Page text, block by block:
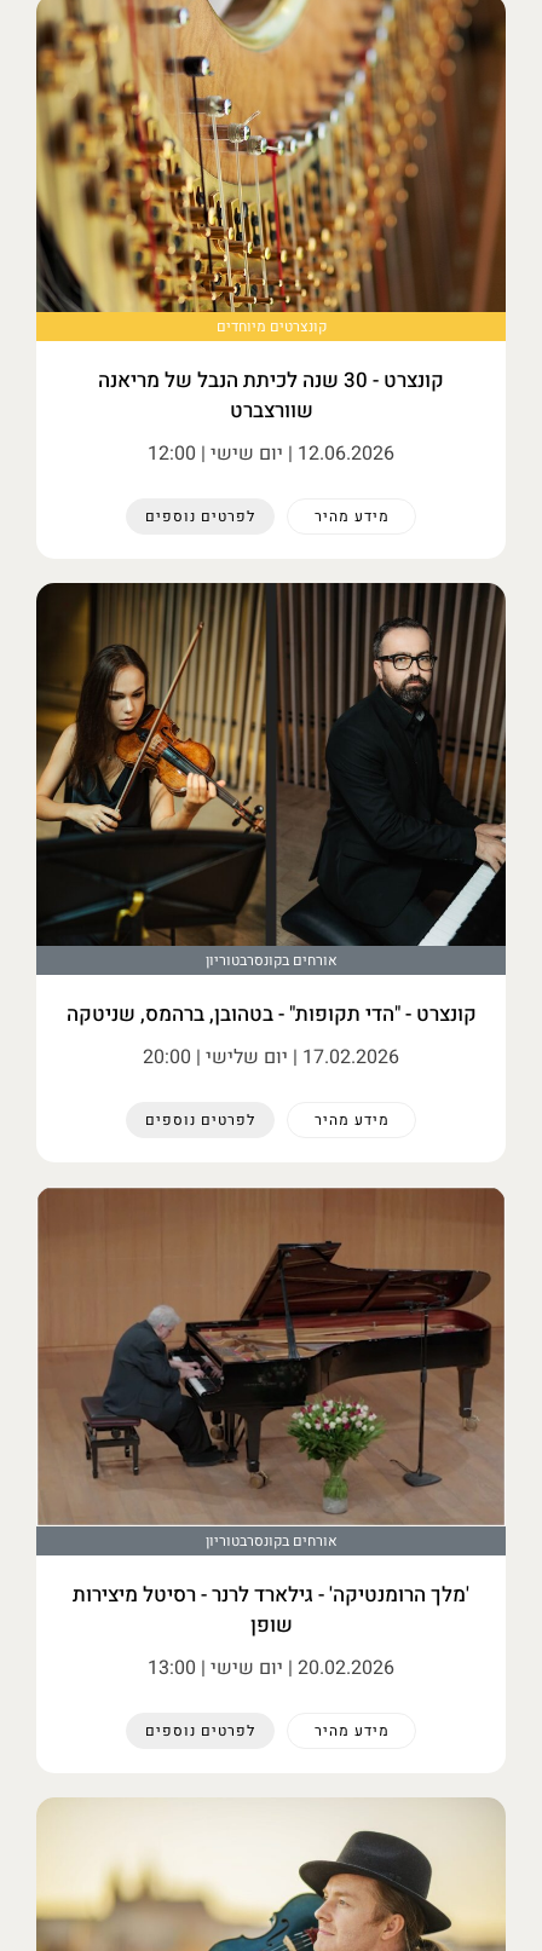
קונצרטים מיוחדים
קונצרט - 30 שנה לכיתת הנבל של מריאנה
שוורצברט
12.06.2026 | יום שישי | 12:00
מידע מהיר לפרטים נוספים
אורחים בקונסרבטוריון
קונצרט - "הדי תקופות" - בטהובן, ברהמס, שניטקה
17.02.2026 | יום שלישי | 20:00
מידע מהיר לפרטים נוספים
אורחים בקונסרבטוריון
'מלך הרומנטיקה' - גילארד לרנר - רסיטל מיצירות
שופן
20.02.2026 | יום שישי | 13:00
מידע מהיר לפרטים נוספים